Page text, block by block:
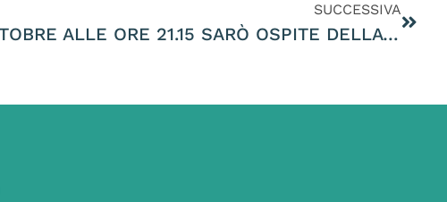
SUCCESSIVA
MERCOLEDÌ 4 OTTOBRE ALLE ORE 21.15 SARÒ OSPITE DELLA TRASMISISONE PRIMA SERATA IN DIRETTA SU TVA VICENZA